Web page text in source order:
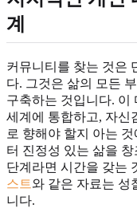
계
커뮤니티를 찾는 것은
다. 그것은 삶의 모든
구축하는 것입니다. 이
세계에 통합하고, 자신
로 향해야 할지 아는
터 진정성 있는 삶을
단계라면 시간을 갖는
스트 와 같은 자료는 성
니다.